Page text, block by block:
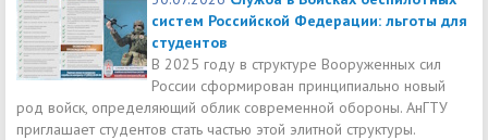
систем Российской Федерации: льготы для
студентов
В 2025 году в структуре Вооруженных сил
России сформирован принципиально новый
род войск, определяющий облик современной обороны. АнГТУ
приглашает студентов стать частью этой элитной структуры.